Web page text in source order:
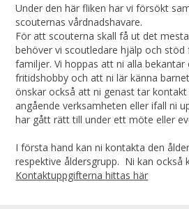
Under den här fliken har vi försökt
scouternas vårdnadshavare.
För att scouterna skall få ut det
behöver vi scoutledare hjälp och stöd
familjer. Vi hoppas att ni alla bekantar
fritidshobby och att ni lär känna
önskar också att ni genast tar
angående verksamheten eller ifall ni
har gått rätt till under ett möte eller
I första hand kan ni kontakta den
respektive åldersgrupp. Ni kan också
Kontaktuppgifterna hittas här